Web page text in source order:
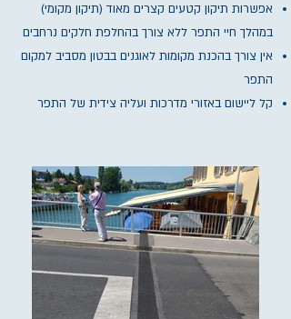
אפשרות תיקון קטעים קצרים מאוד (תיקון מקומי)
במהלך חיי התפר ללא צורך בהחלפת חלקים נרחבים
אין צורך בהכנת מקומות לאוגנים בבטון מסביב למקום
התפר
קל ליישום באזורי מדרכות ועליה צידית של התפר